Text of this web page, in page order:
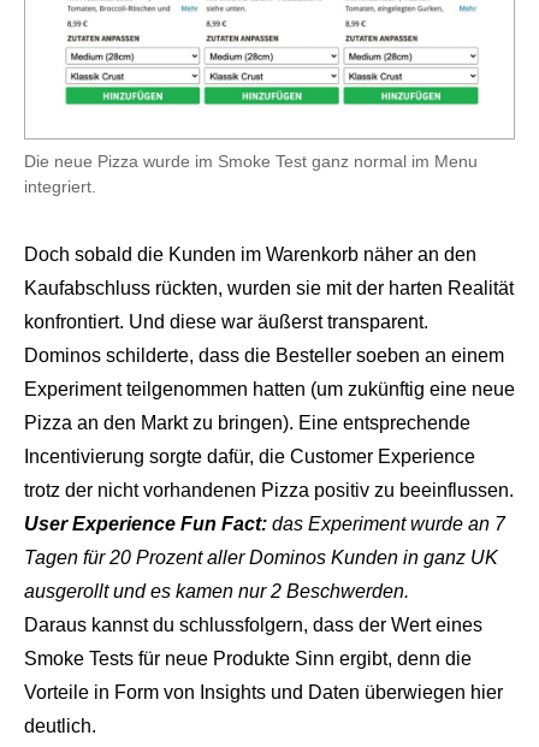
Die neue Pizza wurde im Smoke Test ganz normal im Menu
integriert.
Doch sobald die Kunden im Warenkorb näher an den
Kaufabschluss rückten, wurden sie mit der harten Realität
konfrontiert. Und diese war äußerst transparent.
Dominos schilderte, dass die Besteller soeben an einem
Experiment teilgenommen hatten (um zukünftig eine neue
Pizza an den Markt zu bringen). Eine entsprechende
Incentivierung sorgte dafür, die Customer Experience
trotz der nicht vorhandenen Pizza positiv zu beeinflussen.
User Experience Fun Fact: das Experiment wurde an 7
Tagen für 20 Prozent aller Dominos Kunden in ganz UK
ausgerollt und es kamen nur 2 Beschwerden.
Daraus kannst du schlussfolgern, dass der Wert eines
Smoke Tests für neue Produkte Sinn ergibt, denn die
Vorteile in Form von Insights und Daten überwiegen hier
deutlich.